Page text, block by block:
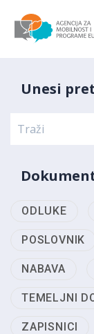
Unesi
ODLUKE
POSLOVNIK
NABAVA
TEMELJNI
ZAPISNICI